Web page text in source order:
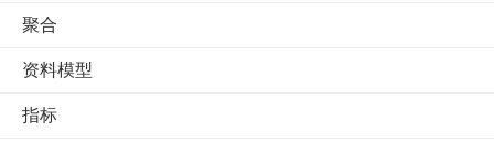
聚合
资料模型
指标